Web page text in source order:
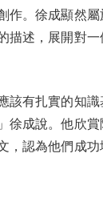
作。徐成顯然
描述，展開對
有扎實的知識
徐成說。他欣
，認為他們成功